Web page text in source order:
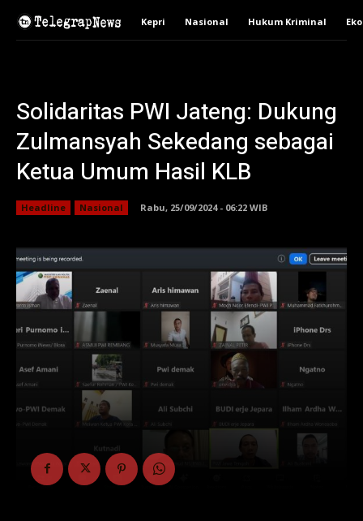
Kepri Nasional Hukum Kriminal
Solidaritas PWI Jateng: Dukung
Zulmansyah Sekedang sebagai
Ketua Umum Hasil KLB
Headline Nasional Rabu, 25/09/2024 - 06:22 WIB